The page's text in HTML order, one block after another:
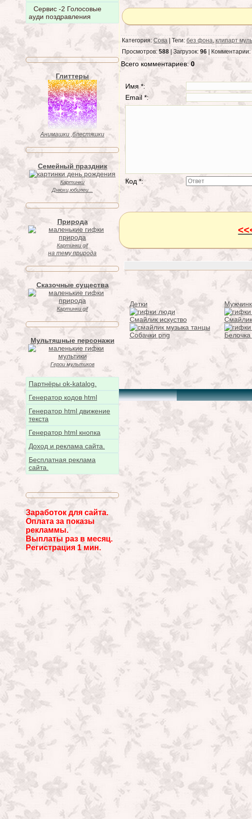
Сервис -2 Голосовые
ауди поздравления
Глиттеры
Анимашки ,блестяшки
Семейный праздник
Картинки
Днюхи,юбилеи...
Природа
Картинки gif
на тему природа
Сказочные существа
Картинки gif
Мультяшные персонажи
Герои мультиков
Партнёры ok-katalog.
Генератор кодов html
Генератор html движение
текста
Генератор html кнопка
Доход и реклама сайта.
Бесплатная реклама
сайта.
Заработок для сайта.
Оплата за показы
рекламмы.
Выплаты раз в месяц.
Регистрация 1 мин.
Категория: Сова | Теги: без фона, клипарт
Просмотров: 588 | Загрузок: 96 | Комментарии:
Всего комментариев:0
Имя *:
Email *:
Код *:
Детки
Смайлик искуство
Собачки png